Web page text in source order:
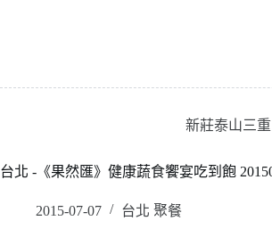
新莊泰山三重
台北 -《果然匯》健康蔬食饗宴吃到飽
2015-07-07 台北 聚餐